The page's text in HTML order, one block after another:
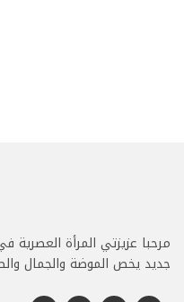
مرحبا عزيزتي المرأة
جديد يخص الموضة والجمال